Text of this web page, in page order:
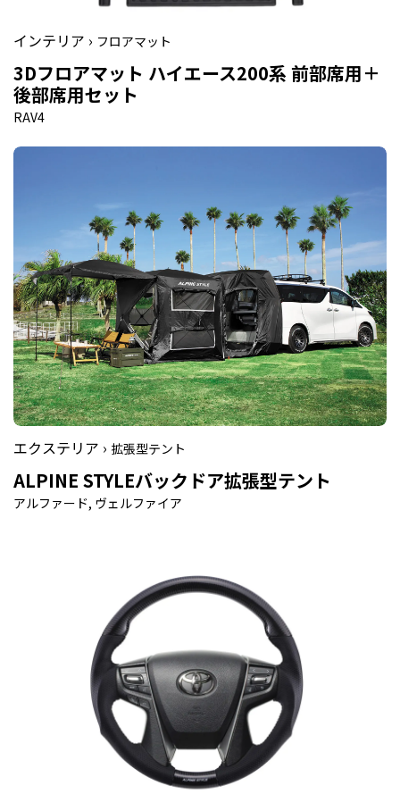
インテリア › フロアマット
3Dフロアマット ハイエース200系 前部席用＋
後部席用セット
RAV4
エクステリア › 拡張型テント
ALPINE STYLEバックドア拡張型テント
アルファード, ヴェルファイア